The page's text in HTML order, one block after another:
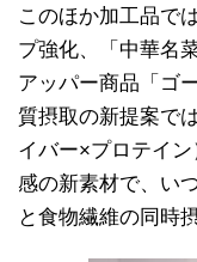
このほか加工品で
プ強化、「中華名
アッパー商品「ゴ
質摂取の新提案で
イバー×プロテイ
感の新素材で、い
と食物繊維の同時